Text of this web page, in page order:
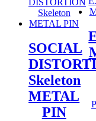
SOCIAL
Skeleton
METAL
PIN